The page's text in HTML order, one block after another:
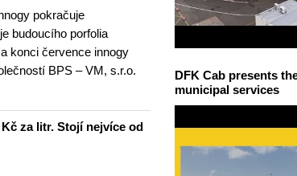
pokračuje
budoucího porfolia
konci července innogy
BPS – VM, s.r.o.
za litr. Stojí nejvíce od
DFK Cab presents
municipal services